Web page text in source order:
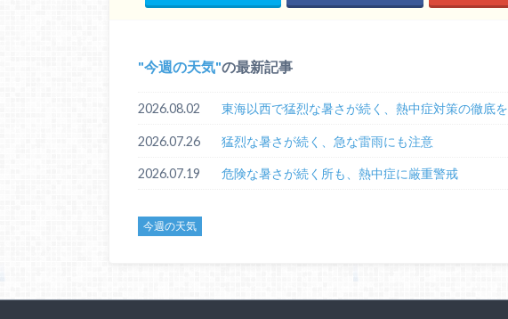
今週の天気 の最新記事
2026.08.02 東海以西で猛烈な暑さが続く、熱中症対策の徹底を
2026.07.26 猛烈な暑さが続く、急な雷雨にも注意
2026.07.19 危険な暑さが続く所も、熱中症に厳重警戒
今週の天気